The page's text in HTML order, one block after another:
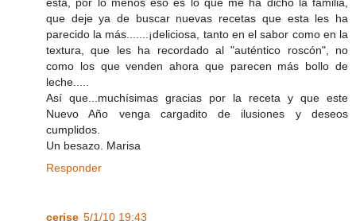
que deje ya de buscar nuevas recetas que esta les ha
parecido la más.......¡deliciosa, tanto en el sabor como en la
textura, que les ha recordado al "auténtico roscón", no
como los que venden ahora que parecen más bollo de
leche.....
Así que...muchísimas gracias por la receta y que este
Nuevo Año venga cargadito de ilusiones y deseos
cumplidos.
Un besazo. Marisa
Responder
cerise 5/1/10 19:43